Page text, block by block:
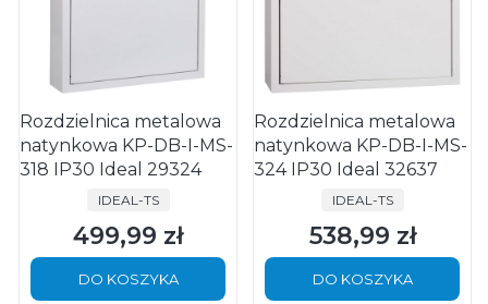
Rozdzielnica metalowa
natynkowa KP-DB-I-MS-
318 IP30 Ideal 29324
PRODUCENT
IDEAL-TS
Cena
499,99 zł
DO KOSZYKA
Rozdzielnica metalowa
natynkowa KP-DB-I-MS-
324 IP30 Ideal 32637
PRODUCENT
IDEAL-TS
Cena
538,99 zł
DO KOSZYKA